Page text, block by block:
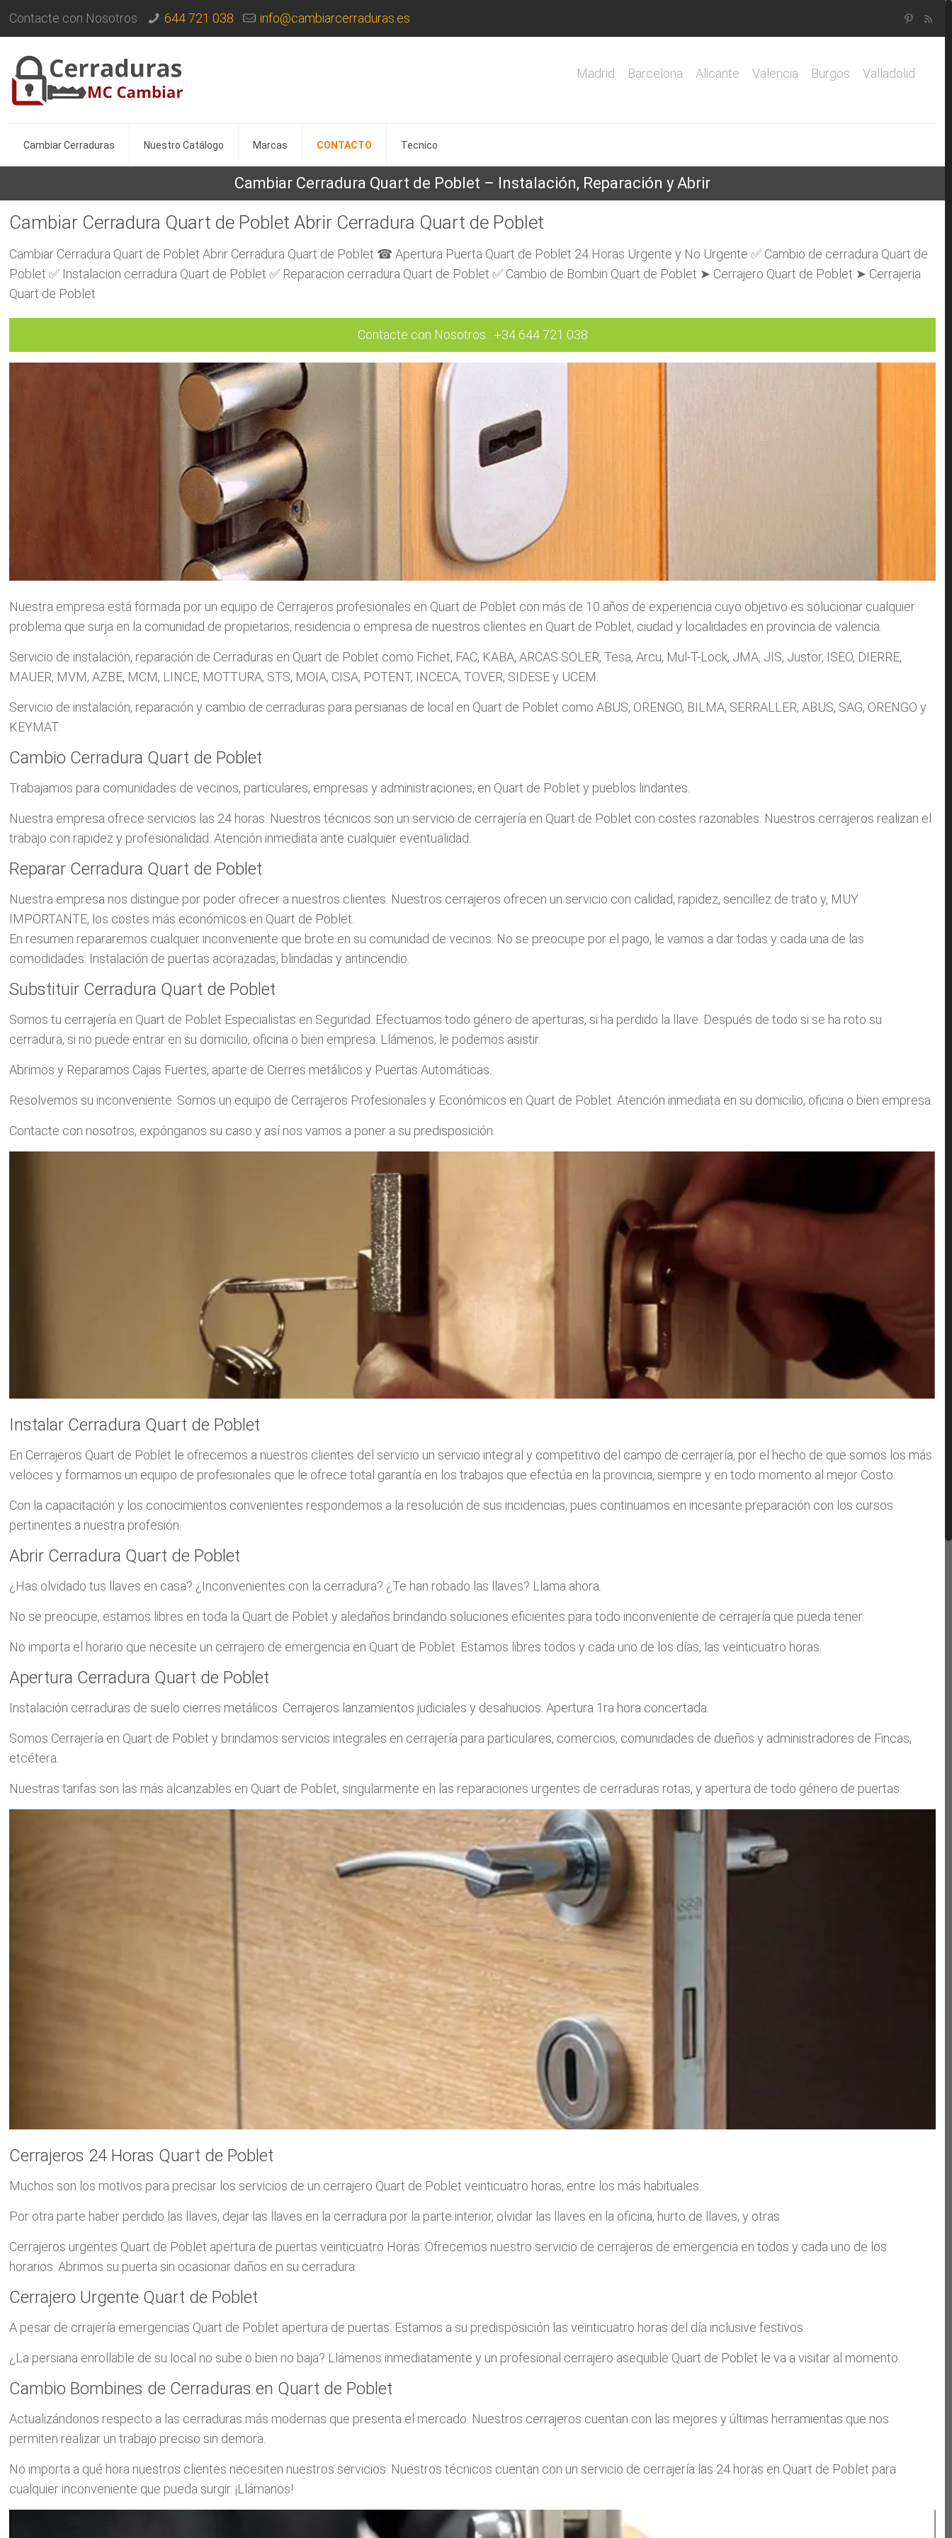
Contacte con Nosotros 644 721 038 info@cambiarcerraduras.es
Cambiar Cerraduras Nuestro Catálogo Marcas CONTACTO Tecnico
Madrid Barcelona Alicante Valencia Burgos Valladolid
Cambiar Cerradura Quart de Poblet – Instalación, Reparación y Abrir
Cambiar Cerradura Quart de Poblet Abrir Cerradura Quart de Poblet
Cambiar Cerradura Quart de Poblet Abrir Cerradura Quart de Poblet ☎ Apertura Puerta Quart de Poblet 24 Horas Urgente y No Urgente ✅ Cambio de cerradura Quart de
Poblet ✅ Instalacion cerradura Quart de Poblet ✅ Reparacion cerradura Quart de Poblet ✅ Cambio de Bombin Quart de Poblet ➤ Cerrajero Quart de Poblet ➤ Cerrajeria
Quart de Poblet
Contacte con Nosotros : +34 644 721 038
Nuestra empresa está formada por un equipo de Cerrajeros profesionales en Quart de Poblet con más de 10 años de experiencia cuyo objetivo es solucionar cualquier
problema que surja en la comunidad de propietarios, residencia o empresa de nuestros clientes en Quart de Poblet, ciudad y localidades en provincia de valencia.
Servicio de instalación, reparación de Cerraduras en Quart de Poblet como Fichet, FAC, KABA, ARCAS SOLER, Tesa, Arcu, Mul-T-Lock, JMA, JIS, Justor, ISEO, DIERRE,
MAUER, MVM, AZBE, MCM, LINCE, MOTTURA, STS, MOIA, CISA, POTENT, INCECA, TOVER, SIDESE y UCEM.
Servicio de instalación, reparación y cambio de cerraduras para persianas de local en Quart de Poblet como ABUS, ORENGO, BILMA, SERRALLER, ABUS, SAG, ORENGO y
KEYMAT.
Cambio Cerradura Quart de Poblet
Trabajamos para comunidades de vecinos, particulares, empresas y administraciones, en Quart de Poblet y pueblos lindantes.
Nuestra empresa ofrece servicios las 24 horas. Nuestros técnicos son un servicio de cerrajería en Quart de Poblet con costes razonables. Nuestros cerrajeros realizan el
trabajo con rapidez y profesionalidad. Atención inmediata ante cualquier eventualidad.
Reparar Cerradura Quart de Poblet
Nuestra empresa nos distingue por poder ofrecer a nuestros clientes. Nuestros cerrajeros ofrecen un servicio con calidad, rapidez, sencillez de trato y, MUY
IMPORTANTE, los costes más económicos en Quart de Poblet.
En resumen repararemos cualquier inconveniente que brote en su comunidad de vecinos. No se preocupe por el pago, le vamos a dar todas y cada una de las
comodidades. Instalación de puertas acorazadas, blindadas y antincendio.
Substituir Cerradura Quart de Poblet
Somos tu cerrajería en Quart de Poblet Especialistas en Seguridad. Efectuamos todo género de aperturas, si ha perdido la llave. Después de todo si se ha roto su
cerradura, si no puede entrar en su domicilio, oficina o bien empresa. Llámenos, le podemos asistir.
Abrimos y Reparamos Cajas Fuertes, aparte de Cierres metálicos y Puertas Automáticas.
Resolvemos su inconveniente. Somos un equipo de Cerrajeros Profesionales y Económicos en Quart de Poblet. Atención inmediata en su domicilio, oficina o bien empresa.
Contacte con nosotros, expónganos su caso y así nos vamos a poner a su predisposición.
Instalar Cerradura Quart de Poblet
En Cerrajeros Quart de Poblet le ofrecemos a nuestros clientes del servicio un servicio integral y competitivo del campo de cerrajería, por el hecho de que somos los más
veloces y formamos un equipo de profesionales que le ofrece total garantía en los trabajos que efectúa en la provincia, siempre y en todo momento al mejor Costo.
Con la capacitación y los conocimientos convenientes respondemos a la resolución de sus incidencias, pues continuamos en incesante preparación con los cursos
pertinentes a nuestra profesión.
Abrir Cerradura Quart de Poblet
¿Has olvidado tus llaves en casa? ¿Inconvenientes con la cerradura? ¿Te han robado las llaves? Llama ahora.
No se preocupe, estamos libres en toda la Quart de Poblet y aledaños brindando soluciones eficientes para todo inconveniente de cerrajería que pueda tener.
No importa el horario que necesite un cerrajero de emergencia en Quart de Poblet. Estamos libres todos y cada uno de los días, las veinticuatro horas.
Apertura Cerradura Quart de Poblet
Instalación cerraduras de suelo cierres metálicos. Cerrajeros lanzamientos judiciales y desahucios. Apertura 1ra hora concertada.
Somos Cerrajería en Quart de Poblet y brindamos servicios integrales en cerrajería para particulares, comercios, comunidades de dueños y administradores de Fincas,
etcétera.
Nuestras tarifas son las más alcanzables en Quart de Poblet, singularmente en las reparaciones urgentes de cerraduras rotas, y apertura de todo género de puertas.
Cerrajeros 24 Horas Quart de Poblet
Muchos son los motivos para precisar los servicios de un cerrajero Quart de Poblet veinticuatro horas, entre los más habituales.
Por otra parte haber perdido las llaves, dejar las llaves en la cerradura por la parte interior, olvidar las llaves en la oficina, hurto de llaves, y otras.
Cerrajeros urgentes Quart de Poblet apertura de puertas veinticuatro Horas. Ofrecemos nuestro servicio de cerrajeros de emergencia en todos y cada uno de los
horarios. Abrimos su puerta sin ocasionar daños en su cerradura.
Cerrajero Urgente Quart de Poblet
A pesar de crrajería emergencias Quart de Poblet apertura de puertas. Estamos a su predisposición las veinticuatro horas del día inclusive festivos.
¿La persiana enrollable de su local no sube o bien no baja? Llámenos inmediatamente y un profesional cerrajero asequible Quart de Poblet le va a visitar al momento.
Cambio Bombines de Cerraduras en Quart de Poblet
Actualizándonos respecto a las cerraduras más modernas que presenta el mercado. Nuestros cerrajeros cuentan con las mejores y últimas herramientas que nos
permiten realizar un trabajo preciso sin demora.
No importa a qué hora nuestros clientes necesiten nuestros servicios. Nuestros técnicos cuentan con un servicio de cerrajería las 24 horas en Quart de Poblet para
cualquier inconveniente que pueda surgir. ¡Llámanos!